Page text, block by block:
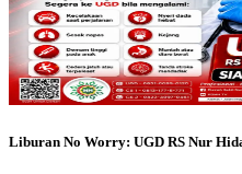
Liburan No Worry: UGD RS Nur